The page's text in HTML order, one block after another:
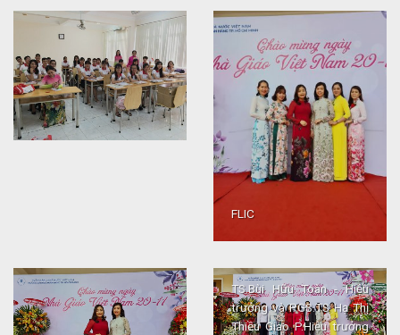
FLIC
TS.Bùi Hữu Toàn - Hiệu
trưởng và PGS.TS Hạ Thị
Thiều Giao P.Hiệu trưởng